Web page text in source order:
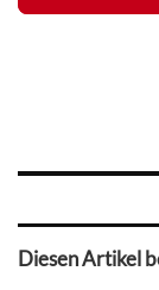
Diesen Artikel